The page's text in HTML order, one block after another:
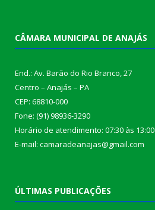
CÂMARA MUNICIPAL DE ANAJÁS
End.: Av. Barão do Rio Branco, 27
Centro – Anajás – PA
CEP: 68810-000
Fone: (91) 98936-3290
Horário de atendimento: 07:30 às 13:00
E-mail: camaradeanajas@gmail.com
ÚLTIMAS PUBLICAÇÕES